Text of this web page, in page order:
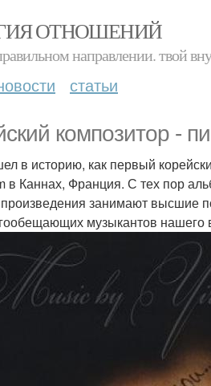
ОТНОШЕНИЙ
направлении. твой
статьи
композитор -
в историю, как первый
в Каннах, Франция. С тех пор
занимают высшие
музыкантов нашего